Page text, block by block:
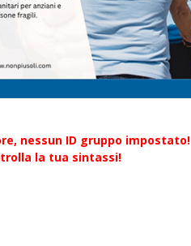
nessun ID gruppo impostato!
la tua sintassi!